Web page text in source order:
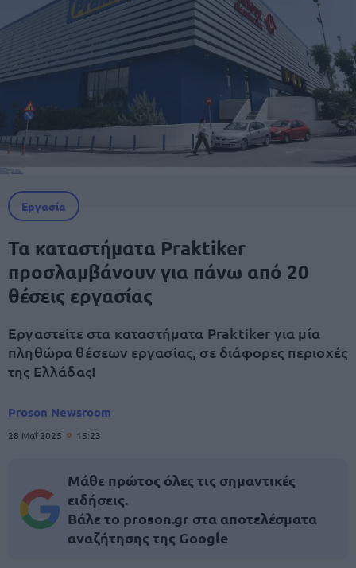
Εργασία
Τα καταστήματα Praktiker
προσλαμβάνουν για πάνω από 20
θέσεις εργασίας
Εργαστείτε στα καταστήματα Praktiker για μία
πληθώρα θέσεων εργασίας, σε διάφορες περιοχές
της Ελλάδας!
Proson Newsroom
28 Μαΐ 2025 15:23
Μάθε πρώτος όλες τις σημαντικές
ειδήσεις.
Βάλε το proson.gr στα αποτελέσματα
αναζήτησης της Google